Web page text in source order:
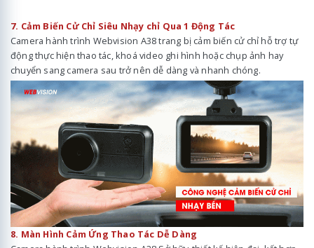
7. Cảm Biến Cử Chỉ Siêu Nhạy chỉ Qua 1 Động Tác
Camera hành trình Webvision A38 trang bị cảm biến cử chỉ hỗ trợ tự
động thực hiện thao tác, khoá video ghi hình hoặc chụp ảnh hay
chuyển sang camera sau trở nên dễ dàng và nhanh chóng.
8. Màn Hình Cảm Ứng Thao Tác Dễ Dàng